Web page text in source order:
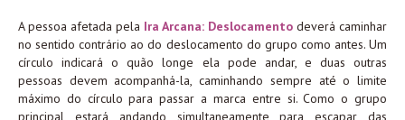
A pessoa afetada pela Ira Arcana: Deslocamento deverá caminhar
no sentido contrário ao do deslocamento do grupo como antes. Um
círculo indicará o quão longe ela pode andar, e duas outras
pessoas devem acompanhá-la, caminhando sempre até o limite
máximo do círculo para passar a marca entre si. Como o grupo
principal estará andando simultaneamente para escapar das